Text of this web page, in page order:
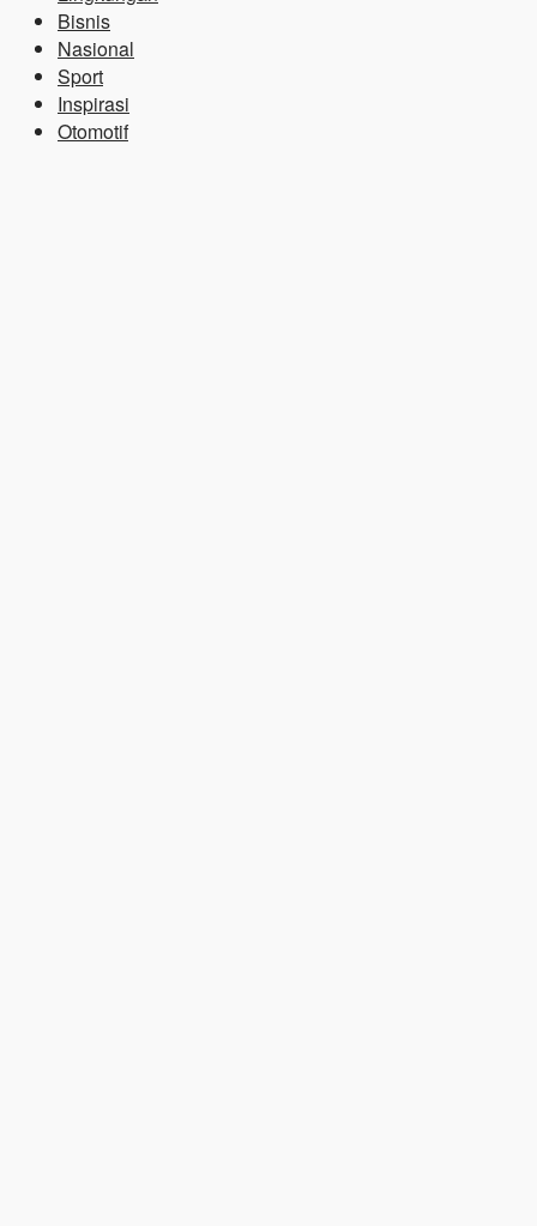
Bisnis
Nasional
Sport
Inspirasi
Otomotif